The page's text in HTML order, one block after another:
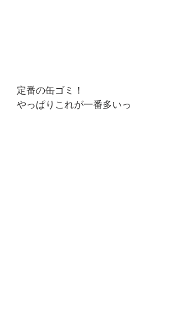
定番の缶ゴミ！
やっぱりこれが一番多いっ